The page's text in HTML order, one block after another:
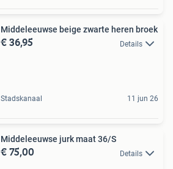
Middeleeuwse beige zwarte heren broek
€ 36,95 Details
Stadskanaal 11 jun 26
Middeleeuwse jurk maat 36/S
€ 75,00 Details